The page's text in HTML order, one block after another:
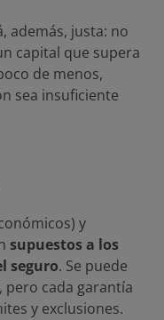
además, justa: no
capital que supera
de menos,
sea insuficiente
y
supuestos a los
seguro. Se puede
pero cada garantía
y exclusiones.